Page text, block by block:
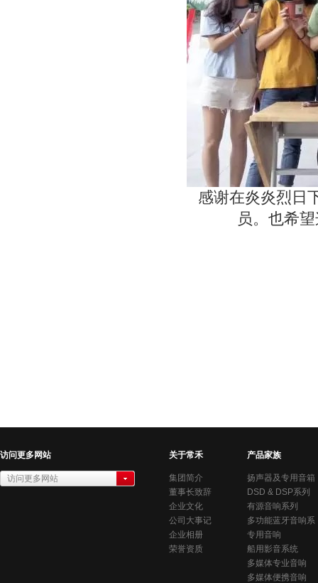
感谢在炎炎烈日
员。也希
访问更多网站
访问更多网站
关于常禾
集团简介
董事长致辞
企业文化
公司大事记
企业相册
荣誉资质
产品家族
扬声器及专用音箱
系列
DSD & DSP系列
有源音响系列
多功能蓝牙音响系
统
专用音响
船用影音系统
多媒体专业音响
多媒体便携音响